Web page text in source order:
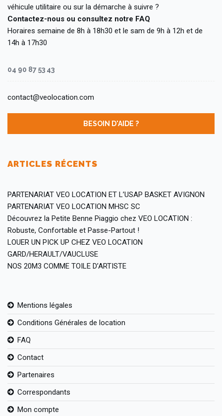
véhicule utilitaire ou sur la démarche à suivre ?
Contactez-nous ou consultez notre FAQ
Horaires semaine de 8h à 18h30 et le sam de 9h à 12h et de
14h à 17h30
04 90 87 53 43
contact@veolocation.com
BESOIN D'AIDE ?
ARTICLES RÉCENTS
PARTENARIAT VEO LOCATION ET L’USAP BASKET AVIGNON
PARTENARIAT VEO LOCATION MHSC SC
Découvrez la Petite Benne Piaggio chez VEO LOCATION :
Robuste, Confortable et Passe-Partout !
LOUER UN PICK UP CHEZ VEO LOCATION
GARD/HERAULT/VAUCLUSE
NOS 20M3 COMME TOILE D’ARTISTE
Mentions légales
Conditions Générales de location
FAQ
Contact
Partenaires
Correspondants
Mon compte